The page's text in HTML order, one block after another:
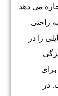
می دهد
راحتی
را در
در